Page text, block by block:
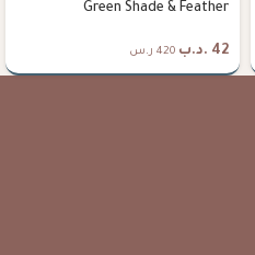
Green Shade & Feather
42 .د.ب 420 ر.س